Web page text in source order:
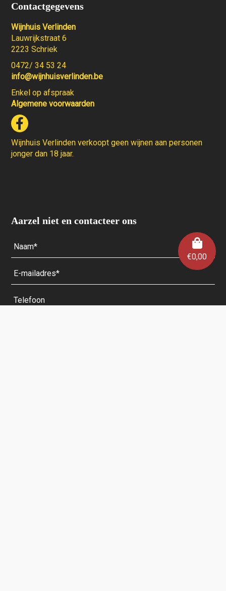
€0,00
Contactgegevens
Wijnhuis Verlinden
Lauwrijkstraat 6
2223 Schriek
0472/ 34 53 24
info@wijnhuisverlinden.be
Enkel op afspraak
Algemene voorwaarden
Wijnhuis Verlinden verkoopt geen wijnen aan personen
jonger dan 18 jaar.
Aarzel niet en contacteer ons